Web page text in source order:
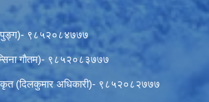
९८५२०८४७७७
गाैतम)- ९८५२०८३७७७
(दिलकुमार अधिकारी)- ९८५२०८२७७७